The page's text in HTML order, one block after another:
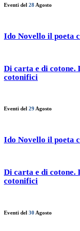
Eventi del 28 Agosto
Ido Novello il poeta
Di carta e di cotone.
cotonifici
Eventi del 29 Agosto
Ido Novello il poeta
Di carta e di cotone.
cotonifici
Eventi del 30 Agosto